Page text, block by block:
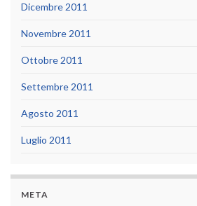
Dicembre 2011
Novembre 2011
Ottobre 2011
Settembre 2011
Agosto 2011
Luglio 2011
META